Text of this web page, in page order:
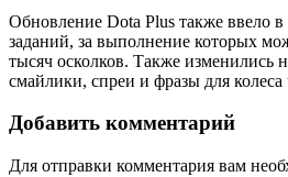
Обновление Dota Plus также ввело
заданий, за выполнение которых
тысяч осколков. Также изменились
смайлики, спреи и фразы для колеса
Добавить комментарий
Для отправки комментария вам